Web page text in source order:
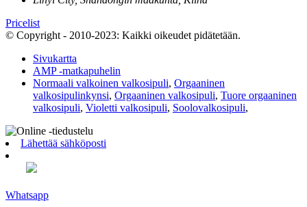
Pricelist
© Copyright - 2010-2023: Kaikki oikeudet pidätetään.
Sivukartta
AMP -matkapuhelin
Normaali valkoinen valkosipuli, Orgaaninen
valkosipulinkynsi, Orgaaninen valkosipuli, Tuore orgaaninen
valkosipuli, Violetti valkosipuli, Soolovalkosipuli,
Lähettää sähköposti
Whatsapp